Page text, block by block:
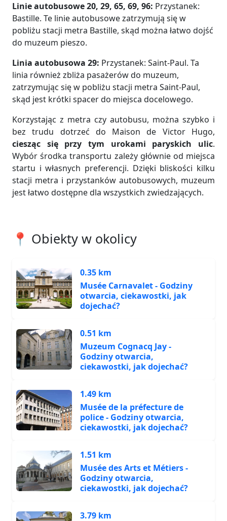
Linie autobusowe 20, 29, 65, 69, 96: Przystanek:
Bastille. Te linie autobusowe zatrzymują się w
pobliżu stacji metra Bastille, skąd można łatwo dojść
do muzeum pieszo.
Linia autobusowa 29: Przystanek: Saint-Paul. Ta
linia również zbliża pasażerów do muzeum,
zatrzymując się w pobliżu stacji metra Saint-Paul,
skąd jest krótki spacer do miejsca docelowego.
Korzystając z metra czy autobusu, można szybko i
bez trudu dotrzeć do Maison de Victor Hugo,
ciesząc się przy tym urokami paryskich ulic.
Wybór środka transportu zależy głównie od miejsca
startu i własnych preferencji. Dzięki bliskości kilku
stacji metra i przystanków autobusowych, muzeum
jest łatwo dostępne dla wszystkich zwiedzających.
📍 Obiekty w okolicy
0.35 km
Musée Carnavalet - Godziny
otwarcia, ciekawostki, jak
dojechać?
0.51 km
Muzeum Cognacq Jay -
Godziny otwarcia,
ciekawostki, jak dojechać?
1.49 km
Musée de la préfecture de
police - Godziny otwarcia,
ciekawostki, jak dojechać?
1.51 km
Musée des Arts et Métiers -
Godziny otwarcia,
ciekawostki, jak dojechać?
3.79 km